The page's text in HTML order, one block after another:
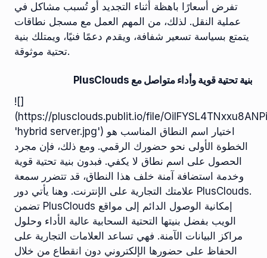
تفرض أسعارًا باهظة أثناء التجديد أو تُسبب مشاكل في
عملية النقل. لذلك، من المهم العمل مع مسجل نطاقات
يتمتع بسياسة تسعير شفافة، ويقدم دعمًا فنيًا، ويمتلك بنية
تحتية موثوقة.
بنية تحتية قوية وأداء متواصل مع PlusClouds
![]
(https://plusclouds.publit.io/file/
'hybrid server.jpg') اختيار اسم النطاق المناسب هو
الخطوة الأولى نحو حضورك الرقمي. ومع ذلك، فإن مجرد
الحصول على اسم نطاق لا يكفي. فبدون بنية تحتية قوية
وخدمة استضافة آمنة خلف هذا النطاق، قد تتضرر سمعة
علامتك التجارية على الإنترنت. وهنا يأتي دور PlusClouds.
تضمن PlusClouds إمكانية الوصول الدائم إلى مواقع
الويب بفضل بنيتها التحتية السحابية عالية الأداء وحلول
مراكز البيانات الآمنة. فهي تساعد العلامات التجارية على
الحفاظ على حضورها الإلكتروني دون انقطاع من خلال